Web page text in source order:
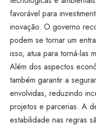
favorável para
inovação. O governo
podem se tornar um
isso, atua para torná-las
Além dos aspectos
também garantir a
envolvidas, reduzindo
projetos e parcerias. A
estabilidade nas regras